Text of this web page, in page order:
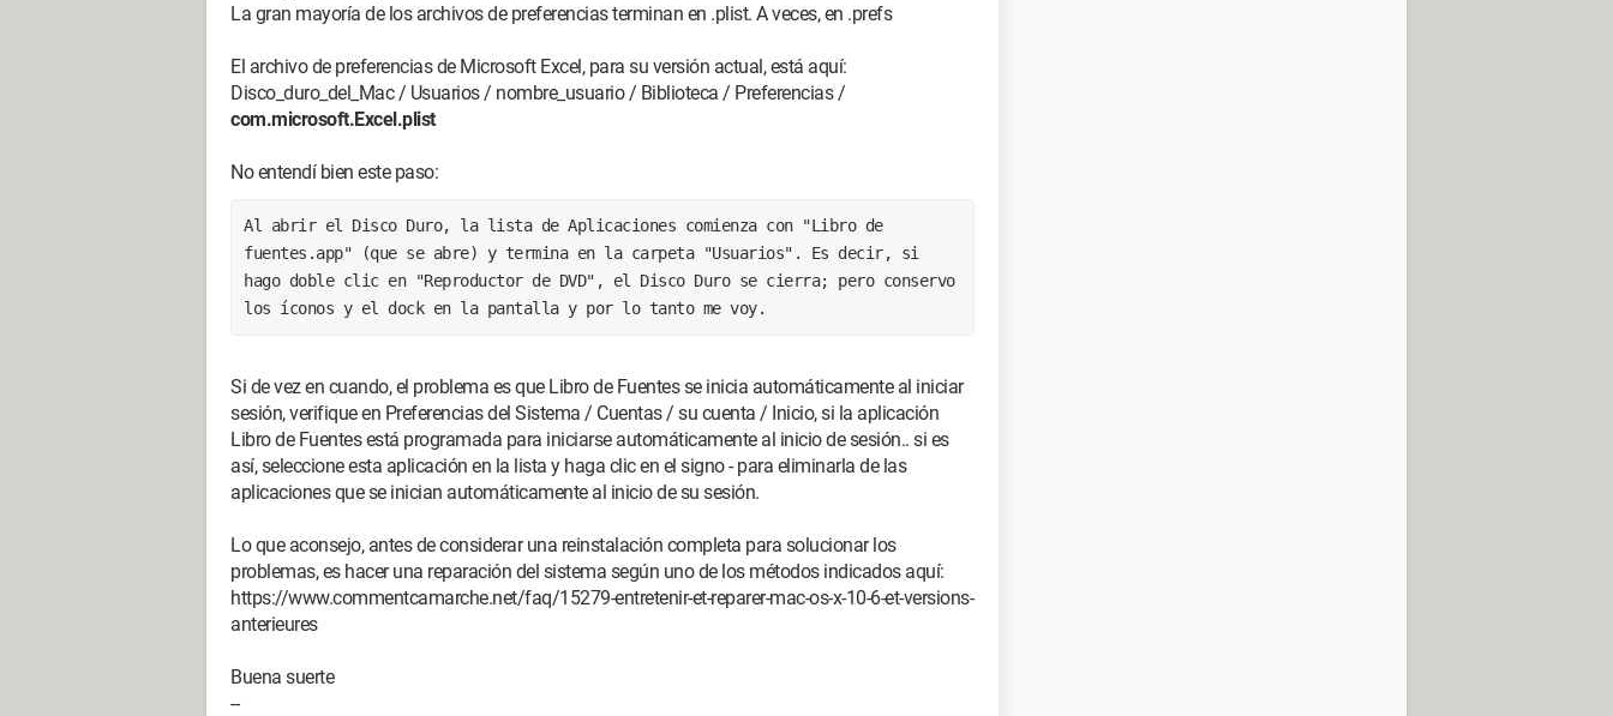
La gran mayoría de los archivos de preferencias terminan en .plist. A veces, en .prefs
El archivo de preferencias de Microsoft Excel, para su versión actual, está aquí:
Disco_duro_del_Mac / Usuarios / nombre_usuario / Biblioteca / Preferencias /
com.microsoft.Excel.plist
No entendí bien este paso:
Al abrir el Disco Duro, la lista de Aplicaciones comienza con "Libro de
fuentes.app" (que se abre) y termina en la carpeta "Usuarios". Es decir, si
hago doble clic en "Reproductor de DVD", el Disco Duro se cierra; pero conservo
los íconos y el dock en la pantalla y por lo tanto me voy.
Si de vez en cuando, el problema es que Libro de Fuentes se inicia automáticamente al iniciar
sesión, verifique en Preferencias del Sistema / Cuentas / su cuenta / Inicio, si la aplicación
Libro de Fuentes está programada para iniciarse automáticamente al inicio de sesión.. si es
así, seleccione esta aplicación en la lista y haga clic en el signo - para eliminarla de las
aplicaciones que se inician automáticamente al inicio de su sesión.
Lo que aconsejo, antes de considerar una reinstalación completa para solucionar los
problemas, es hacer una reparación del sistema según uno de los métodos indicados aquí:
https://www.commentcamarche.net/faq/15279-entretenir-et-reparer-mac-os-x-10-6-et-versions-
anterieures
Buena suerte
--